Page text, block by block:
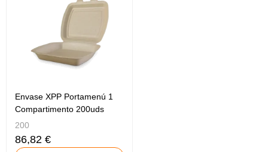
Envase XPP Portamenú 1
Compartimento 200uds
200
86,82 €